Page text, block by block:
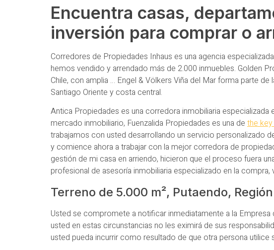
Encuentra casas,
inversión para comprar o
Corredores de Propiedades Inhaus es una agencia
hemos vendido y arrendado más de 2.000 inmuebles. Golden
Chile, con amplia … Engel & Völkers Viña del Mar forma parte
Santiago Oriente y costa central.
Antica Propiedades es una corredora inmobiliaria
mercado inmobiliario, Fuenzalida Propiedades es una de the
trabajamos con usted desarrollando un servicio personalizado
y comience ahora a trabajar con la mejor corredora de
gestión de mi casa en arriendo, hicieron que el proceso fuera
profesional de asesoría inmobiliaria especializado en la
Terreno de 5.000 m², Putaendo,
Usted se compromete a notificar inmediatamente a la
usted en estas circunstancias no les eximirá de sus
usted pueda incurrir como resultado de que otra persona